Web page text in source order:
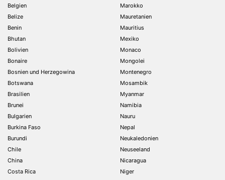
Belgien
Belize
Benin
Bhutan
Bolivien
Bonaire
Bosnien und Herzegowina
Botswana
Brasilien
Brunei
Bulgarien
Burkina Faso
Burundi
Chile
China
Costa Rica
Marokko
Mauretanien
Mauritius
Mexiko
Monaco
Mongolei
Montenegro
Mosambik
Myanmar
Namibia
Nauru
Nepal
Neukaledonien
Neuseeland
Nicaragua
Niger